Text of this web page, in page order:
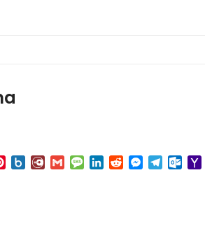
Pinterest
Box.netDiary.Ru
GmailMessage
LinkedIn
RedditMessenger